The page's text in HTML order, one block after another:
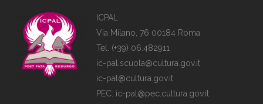
ICPAL
Via Milano, 76 00184 Roma
Tel. (+39) 06.482911
ic-pal.scuola@cultura.gov.it
ic-pal@cultura.gov.it
PEC: ic-pal@pec.cultura.gov.it